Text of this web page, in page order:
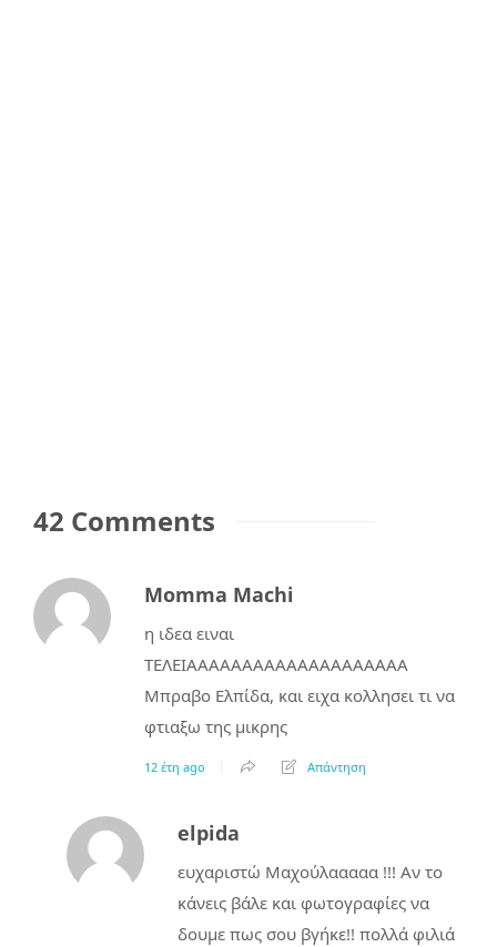
42 Comments
Momma Machi
η ιδεα ειναι
ΤΕΛΕΙΑΑΑΑΑΑΑΑΑΑΑΑΑΑΑΑΑΑΑΑ
Μπραβο Ελπίδα, και ειχα κολλησει τι να
φτιαξω της μικρης
12 έτη ago Απάντηση
elpida
ευχαριστώ Μαχούλααααα !!! Αν το
κάνεις βάλε και φωτογραφίες να
δουμε πως σου βγήκε!! πολλά φιλιά